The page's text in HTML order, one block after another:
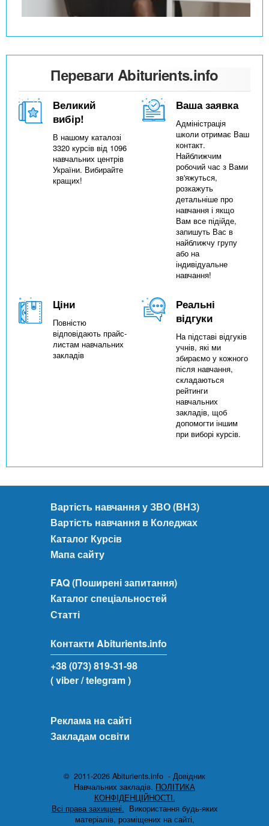
Переваги Abiturients.info
Великий
вибір!
В нашому каталозі
3320 курсів від 1096
навчальних центрів
України. Вибирайте
кращих!
Ваша заявка
Адміністрація
школи отримає Ваш
контакт.
Найближчим
робочий час з Вами
зв'яжуться,
розкажуть
детальніше про
навчання і якщо
Вам все підійде,
запишуть Вас в
найближчу групу
або на
індивідуальне
навчання!
Ціни
Повністю
відповідають прайс-
листам навчальних
закладів
Реальні
відгуки
На підставі відгуків
учнів, які ми
збираємо у кожного
після навчання,
складаються
рейтинги
навчальних
закладів, щоб
допомогти іншим
при виборі курсів.
Вартість навчання у ЗВО (ВНЗ)
Вартість навчання в Коледжах
Каталог Курсів
Мапа сайту
FAQ (Поширені запитання)
Каталог спеціальностей
Статті
Контакти Abiturients.info
+38 (073) 819-31-98
( viber/ telegram )
Реклама на сайті
Закладам освіти
© 2011-2026 Abiturients.info - Довідник
Навчальних закладів. ПОЛІТИКА
КОНФІДЕНЦІЙНОСТІ.
Всі права захищені. Використання будь-яких
матеріалів, розміщених на сайті,